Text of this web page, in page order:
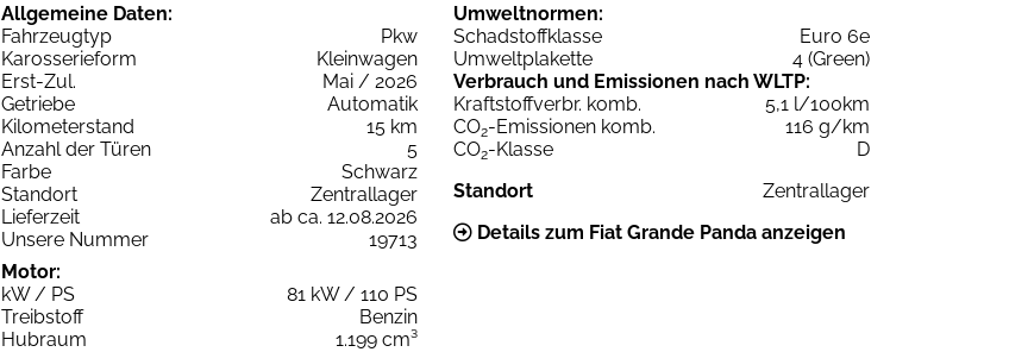
Allgemeine Daten:
Fahrzeugtyp
Pkw
Karosserieform
Kleinwagen
Erst-Zul.
Mai / 2026
Getriebe
Automatik
Kilometerstand
15 km
Anzahl der Türen
5
Farbe
Schwarz
Standort
Zentrallager
Lieferzeit
ab ca. 12.08.2026
Unsere Nummer
19713
Motor:
kW / PS
81 kW / 110 PS
Treibstoff
Benzin
Hubraum
1.199 cm³
Umweltnormen:
Schadstoffklasse
Euro 6e
Umweltplakette
4 (Green)
Verbrauch und Emissionen nach WLTP:
Kraftstoffverbr. komb.
5,1 l/100km
CO2-Emissionen komb.
116 g/km
CO2-Klasse
D
Standort
Zentrallager
Details zum Fiat Grande Panda anzeigen